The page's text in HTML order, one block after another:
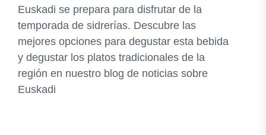
Euskadi se prepara para disfrutar de la
temporada de sidrerías. Descubre las
mejores opciones para degustar esta bebida
y degustar los platos tradicionales de la
región en nuestro blog de noticias sobre
Euskadi